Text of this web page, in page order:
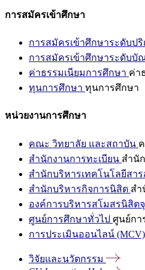
การสมัครเข้าศึกษา
การสมัครเข้าศึกษาระดับ
การสมัครเข้าศึกษาระดับบั
ค่าธรรมเนียมการศึกษา ค่า
ทุนการศึกษา ทุนการศึกษา
หน่วยงานการศึกษา
คณะ วิทยาลัย และสถาบัน
สำนักงานการทะเบียน สำนั
สำนักบริหารเทคโนโลยีสา
สำนักบริหารกิจการนิสิต สำ
องค์การบริหารสโมสรนิสิต
ศูนย์การศึกษาทั่วไป ศูนย์กา
การประเมินออนไลน์ (MCV)
วิจัยและนวัตกรรม